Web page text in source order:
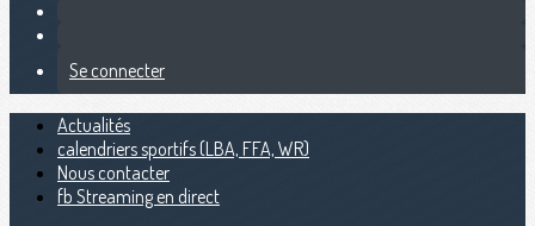
Se connecter
Actualités
calendriers sportifs (LBA, FFA, WR)
Nous contacter
fb Streaming en direct